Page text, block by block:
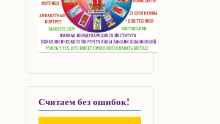
Считаем без ошибок!